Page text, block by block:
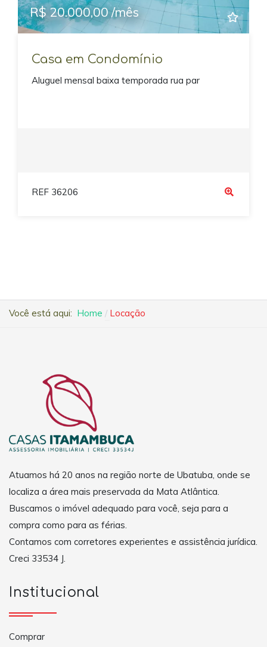
R$ 20.000,00 /mês
Casa em Condomínio
Aluguel mensal baixa temporada rua par
REF 36206
Você está aqui: Home Locação
Atuamos há 20 anos na região norte de Ubatuba, onde se
localiza a área mais preservada da Mata Atlântica.
Buscamos o imóvel adequado para você, seja para a
compra como para as férias.
Contamos com corretores experientes e assistência jurídica.
Creci 33534 J.
Institucional
Comprar